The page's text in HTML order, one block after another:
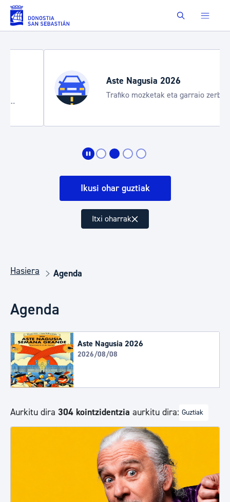
Eduki nagusira joan Buscar
Aste Nagusia 2026
Trafiko mozketak eta garraio zerbitzu
bereziak
Ikusi ohar guztiak
Itxi oharrak
Hasiera Agenda
Agenda
Aste Nagusia 2026
2026/08/08
Aurkitu dira 304 kointzidentzia aurkitu dira: Guztiak